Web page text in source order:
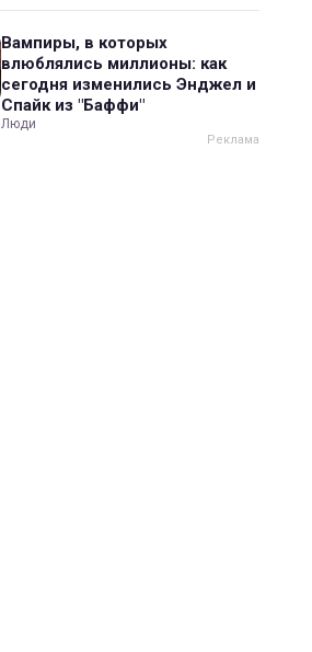
Вампиры, в которых
влюблялись миллионы: как
сегодня изменились Энджел и
Спайк из "Баффи"
Люди